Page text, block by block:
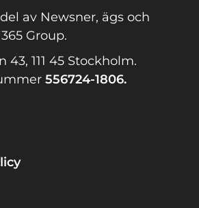
av Newsner, ägs och
Group.
43, 111 45 Stockholm.
556724-1806.